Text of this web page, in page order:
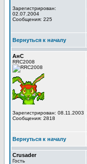
Зарегистрирован:
02.07.2004
Сообщения: 225
Вернуться к началу
АнС
RRC2008
Зарегистрирован: 08.11.2003
Сообщения: 2818
Вернуться к началу
Crusader
Гость